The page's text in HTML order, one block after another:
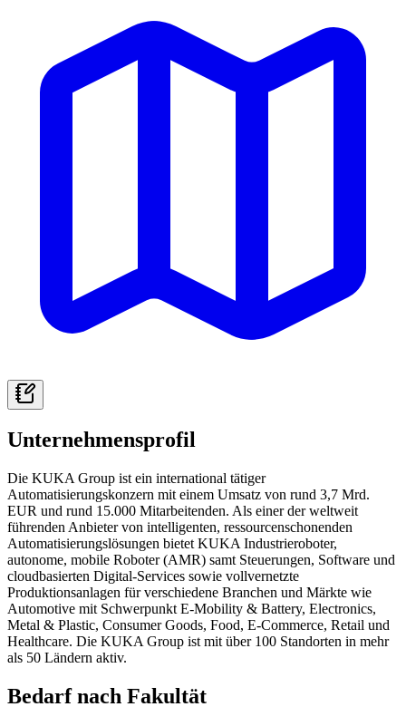
Unternehmensprofil
Die KUKA Group ist ein international tätiger
Automatisierungskonzern mit einem Umsatz von rund 3,7 Mrd.
EUR und rund 15.000 Mitarbeitenden. Als einer der weltweit
führenden Anbieter von intelligenten, ressourcenschonenden
Automatisierungslösungen bietet KUKA Industrieroboter,
autonome, mobile Roboter (AMR) samt Steuerungen, Software und
cloudbasierten Digital-Services sowie vollvernetzte
Produktionsanlagen für verschiedene Branchen und Märkte wie
Automotive mit Schwerpunkt E-Mobility & Battery, Electronics,
Metal & Plastic, Consumer Goods, Food, E-Commerce, Retail und
Healthcare. Die KUKA Group ist mit über 100 Standorten in mehr
als 50 Ländern aktiv.
Bedarf nach Fakultät